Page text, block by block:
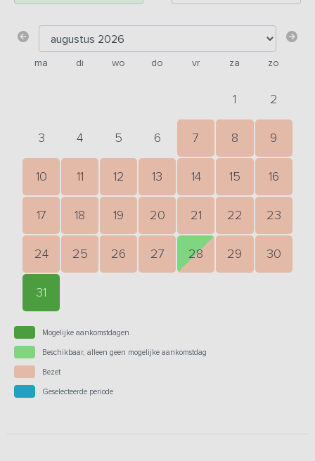
ma di wo do vr za zo
1 2
3 4 5 6 7 8 9
10 11 12 13 14 15 16
17 18 19 20 21 22 23
24 25 26 27 28 29 30
31
Mogelijke aankomstdagen
Beschikbaar, alleen geen mogelijke aankomstdag
Bezet
Geselecteerde periode